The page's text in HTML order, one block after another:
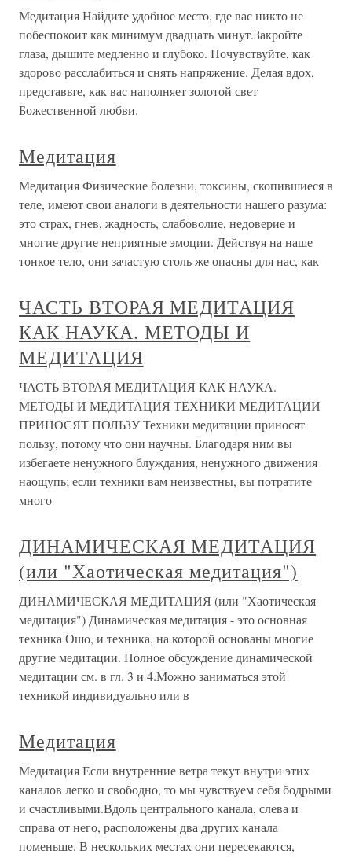
Медитация Найдите удобное место, где вас никто не
побеспокоит как минимум двадцать минут.Закройте
глаза, дышите медленно и глубоко. Почувствуйте, как
здорово расслабиться и снять напряжение. Делая вдох,
представьте, как вас наполняет золотой свет
Божественной любви.
Медитация
Медитация Физические болезни, токсины, скопившиеся в
теле, имеют свои аналоги в деятельности нашего разума:
это страх, гнев, жадность, слабоволие, недоверие и
многие другие неприятные эмоции. Действуя на наше
тонкое тело, они зачастую столь же опасны для нас, как
ЧАСТЬ ВТОРАЯ МЕДИТАЦИЯ
КАК НАУКА. МЕТОДЫ И
МЕДИТАЦИЯ
ЧАСТЬ ВТОРАЯ МЕДИТАЦИЯ КАК НАУКА.
МЕТОДЫ И МЕДИТАЦИЯ ТЕХНИКИ МЕДИТАЦИИ
ПРИНОСЯТ ПОЛЬЗУ Техники медитации приносят
пользу, потому что они научны. Благодаря ним вы
избегаете ненужного блуждания, ненужного движения
наощупь; если техники вам неизвестны, вы потратите
много
ДИНАМИЧЕСКАЯ МЕДИТАЦИЯ
(или "Хаотическая медитация")
ДИНАМИЧЕСКАЯ МЕДИТАЦИЯ (или "Хаотическая
медитация") Динамическая медитация - это основная
техника Ошо, и техника, на которой основаны многие
другие медитации. Полное обсуждение динамической
медитации см. в гл. 3 и 4.Можно заниматься этой
техникой индивидуально или в
Медитация
Медитация Если внутренние ветра текут внутри этих
каналов легко и свободно, то мы чувствуем себя бодрыми
и счастливыми.Вдоль центрального канала, слева и
справа от него, расположены два других канала
поменьше. В нескольких местах они пересекаются,